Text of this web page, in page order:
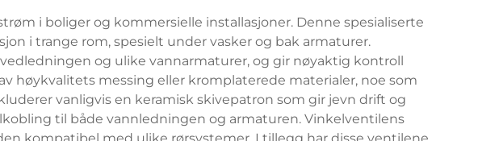
i boliger og kommersielle installasjoner. Denne spesialiserte
i trange rom, spesielt under vasker og bak armaturer.
og ulike vannarmaturer, og gir nøyaktig kontroll
høykvalitets messing eller kromplaterede materialer, noe som
vanligvis en keramisk skivepatron som gir jevn drift og
til både vannledningen og armaturen. Vinkelventilens